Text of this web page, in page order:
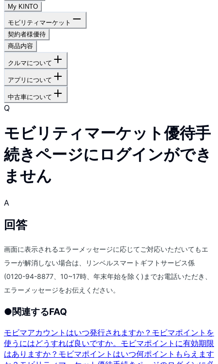
My KINTO
モビリティマーケット
契約者様優待
商品内容
クルマについて
アプリについて
中古車について
Q
モビリティマーケット優待手
続きページにログインができ
ません
A
回答
画面に表示されるエラーメッセージに応じてご対応いただいてもエ
ラーが解消しない場合は、リンベルスマートギフトサービス係
(0120-94-8877、10~17時、年末年始を除く)までお電話いただき、
エラーメッセージをお伝えください。
●関連するFAQ
モビマアカウントはいつ発行されますか？ モビマポイントを
使うにはどうすれば良いですか。 モビマポイントに有効期限
はありますか？ モビマポイントはいつ何ポイントもらえます